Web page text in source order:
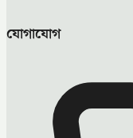
যোগাযোগ